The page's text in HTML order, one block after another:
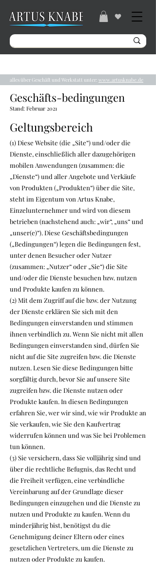
alles über Geschäft und Werkstatt unter: www.artusknabe.de
Geschäfts-bedingungen
Stand: Februar 2021
Geltungsbereich
(1) Diese Website (die „Site“) und/oder die
Dienste, einschließlich aller dazugehörigen
mobilen Anwendungen (zusammen: die
„Dienste“) und aller Angebote und Verkäufe
von Produkten („Produkten“) über die Site,
steht im Eigentum von Artus Knabe,
Einzelunternehmer und wird von diesem
betrieben (nachstehend auch: „wir“, „uns“ und
„unser(e)“). Diese Geschäftsbedingungen
(„Bedingungen“) legen die Bedingungen fest,
unter denen Besucher oder Nutzer
(zusammen: „Nutzer“ oder „Sie“) die Site
und/oder die Dienste besuchen bzw. nutzen
und Produkte kaufen zu können.
(2) Mit dem Zugriff auf die bzw. der Nutzung
der Dienste erklären Sie sich mit den
Bedingungen einverstanden und stimmen
ihnen verbindlich zu. Wenn Sie nicht mit allen
Bedingungen einverstanden sind, dürfen Sie
nicht auf die Site zugreifen bzw. die Dienste
nutzen. Lesen Sie diese Bedingungen bitte
sorgfältig durch, bevor Sie auf unsere Site
zugreifen bzw. die Dienste nutzen oder
Produkte kaufen. In diesen Bedingungen
erfahren Sie, wer wir sind, wie wir Produkte an
Sie verkaufen, wie Sie den Kaufvertrag
widerrufen können und was Sie bei Problemen
tun können.
(3) Sie versichern, dass Sie volljährig sind und
über die rechtliche Befugnis, das Recht und
die Freiheit verfügen, eine verbindliche
Vereinbarung auf der Grundlage dieser
Bedingungen einzugehen und die Dienste zu
nutzen und Produkte zu kaufen. Wenn du
minderjährig bist, benötigst du die
Genehmigung deiner Eltern oder eines
gesetzlichen Vertreters, um die Dienste zu
nutzen oder Produkte zu kaufen.